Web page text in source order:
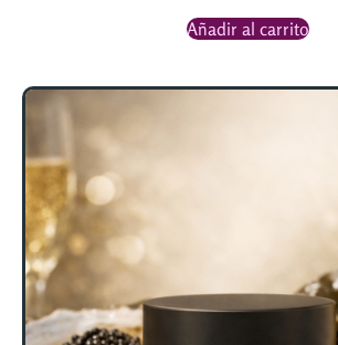
Añadir al carrito